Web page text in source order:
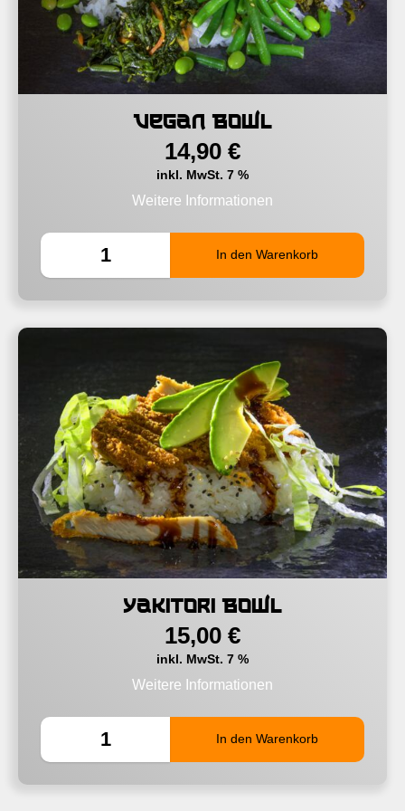
Vegan Bowl
14,90 €
inkl. MwSt. 7 %
Weitere Informationen
Yakitori Bowl
15,00 €
inkl. MwSt. 7 %
Weitere Informationen